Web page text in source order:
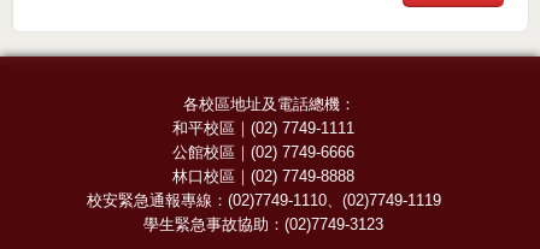
各校區地址及電話總機：
和平校區 ｜(02) 7749-1111
公館校區 ｜(02) 7749-6666
林口校區 ｜(02) 7749-8888
校安緊急通報專線： (02)7749-1110、 (02)7749-1119
學生緊急事故協助：(02)7749-3123